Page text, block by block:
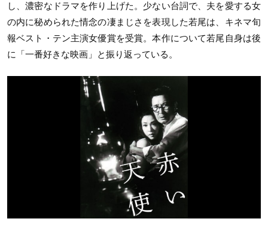
し、濃密なドラマを作り上げた。少ない台詞で、夫を愛する女
の内に秘められた情念の凄まじさを表現した若尾は、キネマ旬
報ベスト・テン主演女優賞を受賞。本作について若尾自身は後
に「一番好きな映画」と振り返っている。